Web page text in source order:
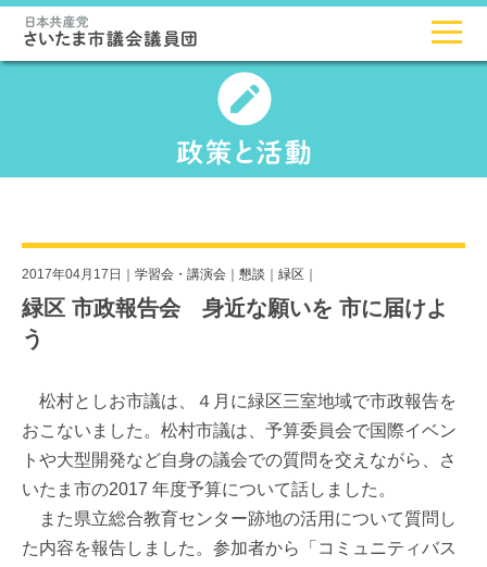
2017年04月17日｜ 学習会・講演会 懇談 緑区
緑区 市政報告会 身近な願いを 市に届けよ
う
松村としお市議は、４月に緑区三室地域で市政報告を
おこないました。松村市議は、予算委員会で国際イベン
トや大型開発など自身の議会での質問を交えながら、さ
いたま市の2017 年度予算について話しました。
また県立総合教育センター跡地の活用について質問し
た内容を報告しました。参加者から「コミュニティバス